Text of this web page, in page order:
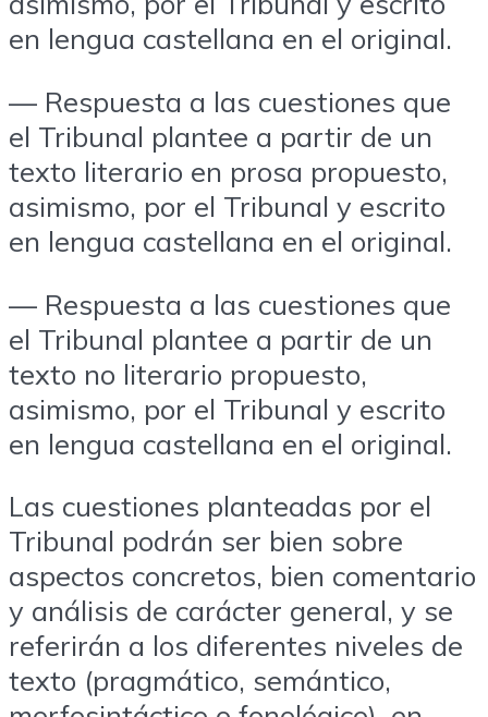
en lengua castellana en el original.
— Respuesta a las cuestiones que
el Tribunal plantee a partir de un
texto literario en prosa propuesto,
asimismo, por el Tribunal y escrito
en lengua castellana en el original.
— Respuesta a las cuestiones que
el Tribunal plantee a partir de un
texto no literario propuesto,
asimismo, por el Tribunal y escrito
en lengua castellana en el original.
Las cuestiones planteadas por el
Tribunal podrán ser bien sobre
aspectos concretos, bien comentario
y análisis de carácter general, y se
referirán a los diferentes niveles de
texto (pragmático, semántico,